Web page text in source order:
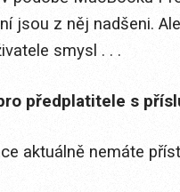
jsou z něj nadšeni.
smysl . . .
předplatitele s
aktuálně nemáte